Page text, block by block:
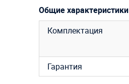
Общие характеристики
Комплектация
Гарантия